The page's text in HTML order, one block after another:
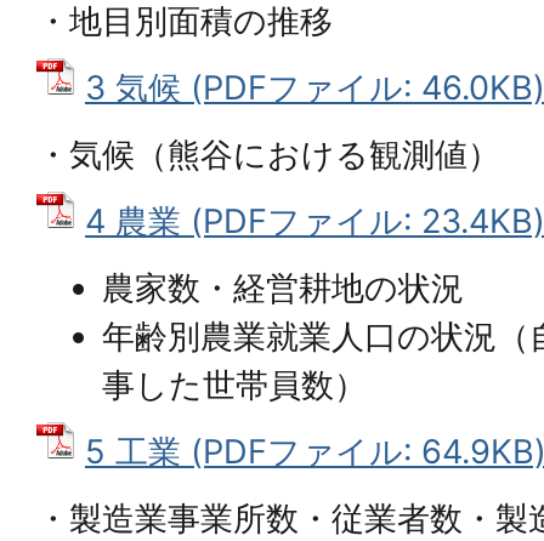
・地目別面積の推移
3 気候 (PDFファイル: 46.0KB)
・気候（熊谷における観測値）
4 農業 (PDFファイル: 23.4KB)
農家数・経営耕地の状況
年齢別農業就業人口の状況
事した世帯員数）
5 工業 (PDFファイル:
・製造業事業所数・従業者数・